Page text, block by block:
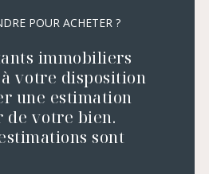
POUR ACHETER ?
immobiliers
votre disposition
une estimation
de votre bien.
sont